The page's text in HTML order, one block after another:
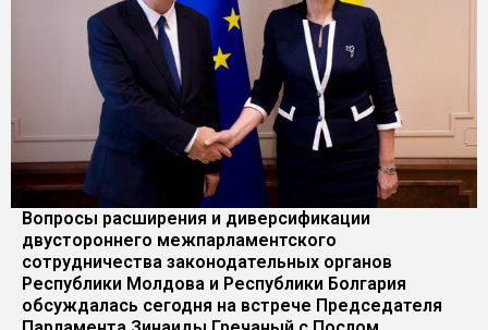
Вопросы расширения и диверсификации
двустороннего межпарламентского
сотрудничества законодательных органов
Республики Молдова и Республики Болгария
обсуждалась сегодня на встрече Председателя